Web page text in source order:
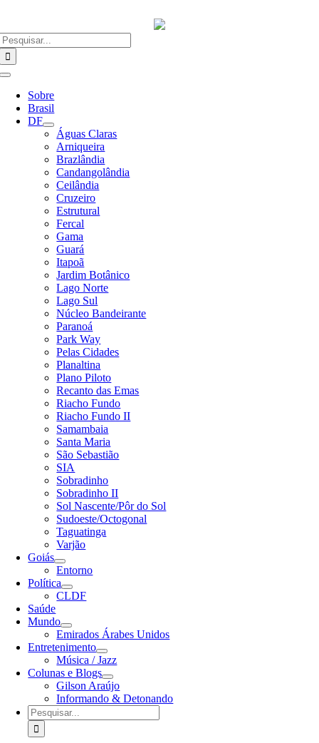
o
conteúdo
Alternar
Navegação
Sobre
Brasil
DF
Águas Claras
Arniqueira
Brazlândia
Candangolândia
Ceilândia
Cruzeiro
Estrutural
Fercal
Gama
Guará
Itapoã
Jardim Botânico
Lago Norte
Lago Sul
Núcleo Bandeirante
Paranoá
Park Way
Pelas Cidades
Planaltina
Plano Piloto
Recanto das Emas
Riacho Fundo
Riacho Fundo II
Samambaia
Santa Maria
São Sebastião
SIA
Sobradinho
Sobradinho II
Sol Nascente/Pôr do Sol
Sudoeste/Octogonal
Taguatinga
Varjão
Goiás
Entorno
Política
CLDF
Saúde
Mundo
Emirados Árabes Unidos
Entretenimento
Música / Jazz
Colunas e Blogs
Gilson Araújo
Informando & Detonando
Buscar
resultados
para: